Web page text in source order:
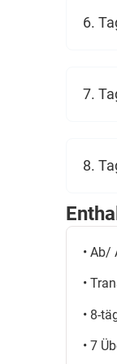
6.
7.
8.
• Ab/
•
• 8-
• 7